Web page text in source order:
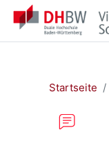
Zum Hauptinhalt
Startseite